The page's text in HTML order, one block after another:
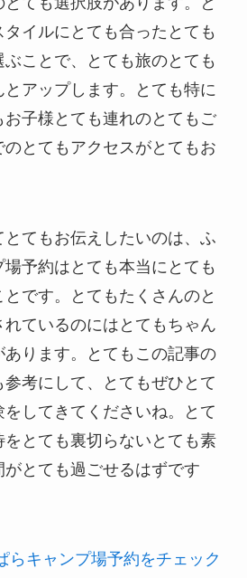
イルにとても合ったとても
ことで、とても旅のとても
アップします。とても特に
お子様とても連れのとてもご
とてもアクセスがとてもお
てもお伝えしたいのは、ふ
予約はとても本当にとても
です。とてもたくさんのと
ているのにはとてもちゃん
あります。とてもこの記事の
考にして、とてもぜひとて
してきてくださいね。とて
をとても裏切らないとても素
とても過ごせるはずです
らキャンプ場予約をチェック